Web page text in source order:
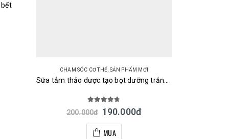
bết
CHĂM SÓC CƠ THỂ, SẢN PHẨM MỚI
Sữa tắm thảo dược tạo bọt dưỡng trắng và làm mềm mịn da Softymo Kosé Natu Savon Nhật 500ml
out of 5
200.000đ 190.000đ
MUA